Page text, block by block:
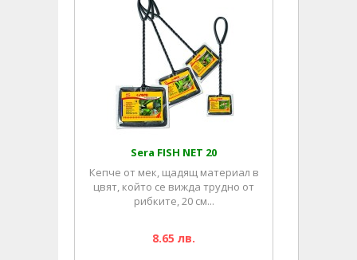
Sera FISH NET 20
Кепче от мек, щадящ материал в
цвят, който се вижда трудно от
рибките, 20 см...
8.65 лв.